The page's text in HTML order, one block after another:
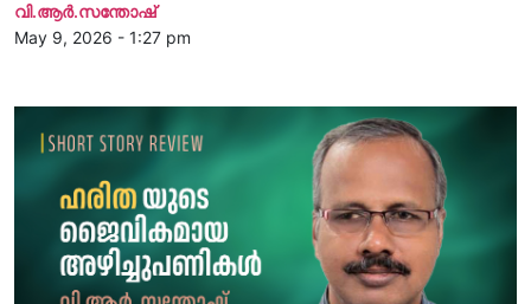
വി.ആര്‍.സന്തോഷ്
May 9, 2026 - 1:27 pm